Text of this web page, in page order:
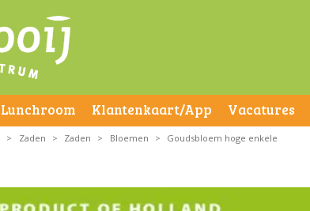
Lunchroom Klantenkaart/App Vacatures
> Zaden > Zaden > Bloemen > Goudsbloem hoge enkele